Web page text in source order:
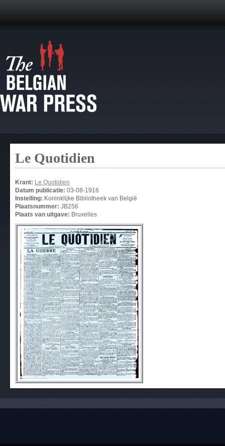
Le Quotidien
Krant: Le Quotidien
Datum publicatie: 03-08-1916
Instelling: Koninklijke Bibliotheek van België
Plaatsnummer: JB256
Plaats van uitgave: Bruxelles